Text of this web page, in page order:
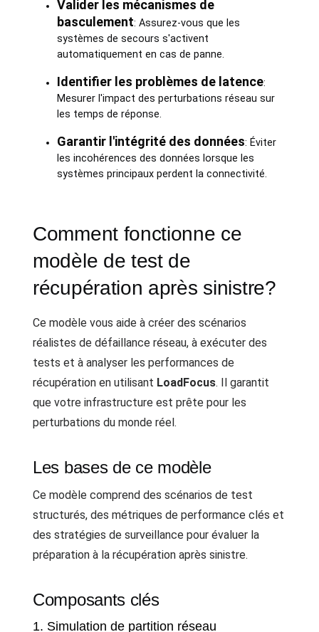
Valider les mécanismes de
basculement: Assurez-vous que les
systèmes de secours s'activent
automatiquement en cas de panne.
Identifier les problèmes de latence:
Mesurer l'impact des perturbations réseau sur
les temps de réponse.
Garantir l'intégrité des données: Éviter
les incohérences des données lorsque les
systèmes principaux perdent la connectivité.
Comment fonctionne ce
modèle de test de
récupération après sinistre?
Ce modèle vous aide à créer des scénarios
réalistes de défaillance réseau, à exécuter des
tests et à analyser les performances de
récupération en utilisant LoadFocus. Il garantit
que votre infrastructure est prête pour les
perturbations du monde réel.
Les bases de ce modèle
Ce modèle comprend des scénarios de test
structurés, des métriques de performance clés et
des stratégies de surveillance pour évaluer la
préparation à la récupération après sinistre.
Composants clés
1. Simulation de partition réseau